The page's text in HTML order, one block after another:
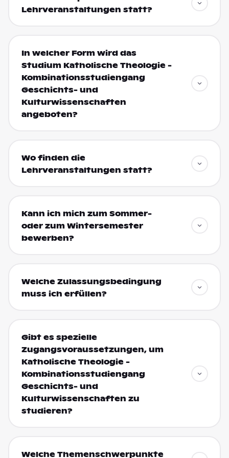
Lehrveranstaltungen statt?
In welcher Form wird das
Studium Katholische Theologie -
Kombinationsstudiengang
Geschichts- und
Kulturwissenschaften
angeboten?
Wo finden die
Lehrveranstaltungen statt?
Kann ich mich zum Sommer-
oder zum Wintersemester
bewerben?
Welche Zulassungsbedingung
muss ich erfüllen?
Gibt es spezielle
Zugangsvoraussetzungen, um
Katholische Theologie -
Kombinationsstudiengang
Geschichts- und
Kulturwissenschaften zu
studieren?
Welche Themenschwerpunkte